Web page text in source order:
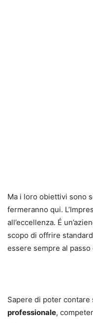
Ma i loro obiettivi sono
fermeranno qui.
all’eccellenza. É
scopo di offrire
essere sempre al passo
Sapere di poter contare
professionale,